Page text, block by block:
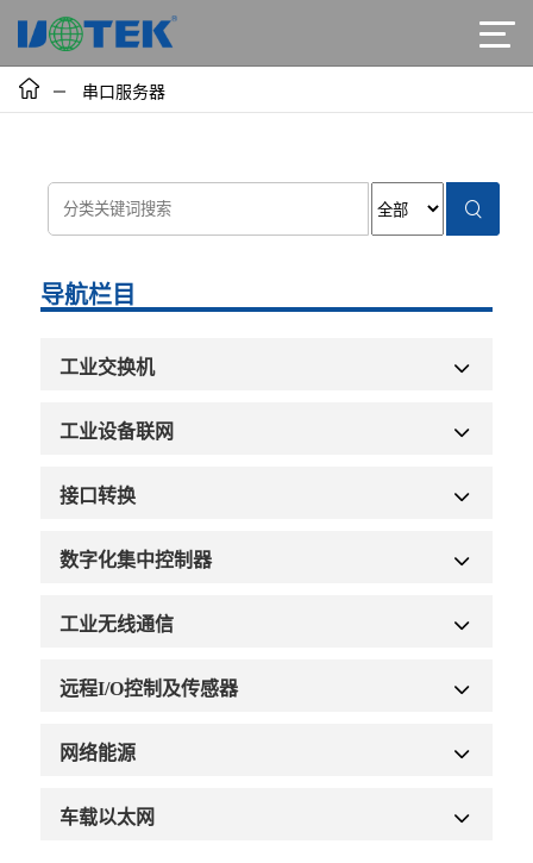
串口服务器
导航栏目
工业交换机
工业设备联网
接口转换
数字化集中控制器
工业无线通信
远程I/O控制及传感器
网络能源
车载以太网